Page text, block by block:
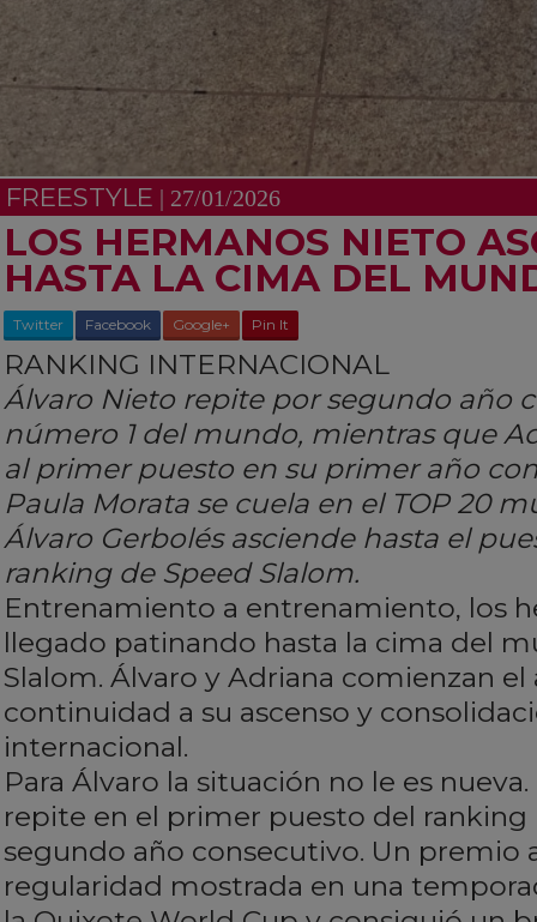
FREESTYLE | 27/01/2026
LOS HERMANOS NIETO
HASTA LA CIMA DEL
Twitter Facebook Google+ Pin It
RANKING INTERNACIONAL
Álvaro Nieto repite por segundo año
número 1 del mundo, mientras que
al primer puesto en su primer año
Paula Morata se cuela en el TOP 20
Álvaro Gerbolés asciende hasta el
ranking de Speed Slalom.
Entrenamiento a entrenamiento, los
llegado patinando hasta la cima del
Slalom. Álvaro y Adriana comienzan
continuidad a su ascenso y
internacional.
Para Álvaro la situación no le es
repite en el primer puesto del
segundo año consecutivo. Un premio
regularidad mostrada en una